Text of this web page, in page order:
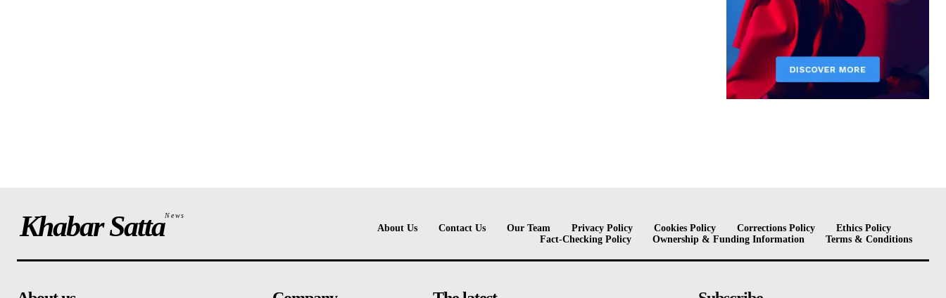
Khabar SattaNews
About Us Contact Us Our Team Privacy Policy Cookies Policy Corrections Policy
Ethics Policy
Fact-Checking Policy
Ownership & Funding Information Terms & Conditions